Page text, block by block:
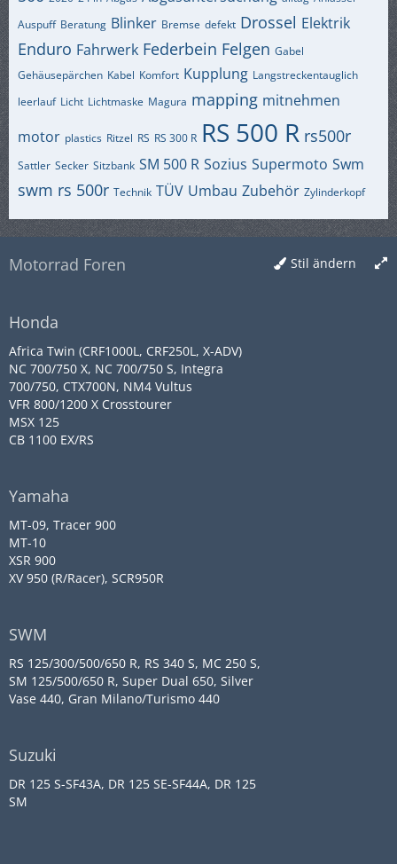
Auspuff Beratung Blinker Bremse defekt Drossel Elektrik
Enduro Fahrwerk Federbein Felgen Gabel
Gehäusepärchen Kabel Komfort Kupplung Langstreckentauglich
leerlauf Licht Lichtmaske Magura mapping mitnehmen
motor plastics Ritzel RS RS 300 R RS 500 R rs500r
Sattler Secker Sitzbank SM 500 R Sozius Supermoto Swm
swm rs 500r Technik TÜV Umbau Zubehör Zylinderkopf
Stil ändern
Motorrad Foren
Honda
Africa Twin (CRF1000L, CRF250L, X-ADV)
NC 700/750 X, NC 700/750 S, Integra
700/750, CTX700N, NM4 Vultus
VFR 800/1200 X Crosstourer
MSX 125
CB 1100 EX/RS
Yamaha
MT-09, Tracer 900
MT-10
XSR 900
XV 950 (R/Racer), SCR950R
SWM
RS 125/300/500/650 R, RS 340 S, MC 250 S,
SM 125/500/650 R, Super Dual 650, Silver
Vase 440, Gran Milano/Turismo 440
Suzuki
DR 125 S-SF43A, DR 125 SE-SF44A, DR 125
SM